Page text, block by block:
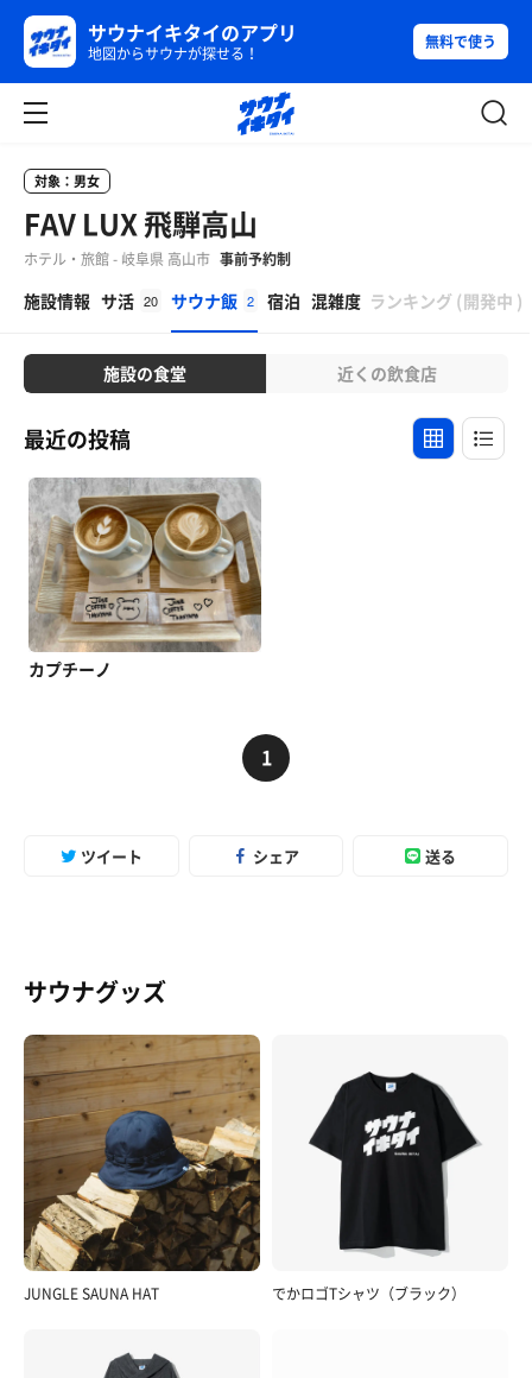
サウナイキタイのアプリ
地図からサウナが探せる！
無料で使う
対象：男女
FAV LUX 飛騨高山
ホテル・旅館 - 岐阜県 高山市 事前予約制
施設情報 サ活 20 サウナ飯 2 宿泊 混雑度 ランキング (開発中 )
施設の食堂 近くの飲食店
最近の投稿
カプチーノ
1
ツイート シェア 送る
サウナグッズ
JUNGLE SAUNA HAT でかロゴTシャツ（ブラック）